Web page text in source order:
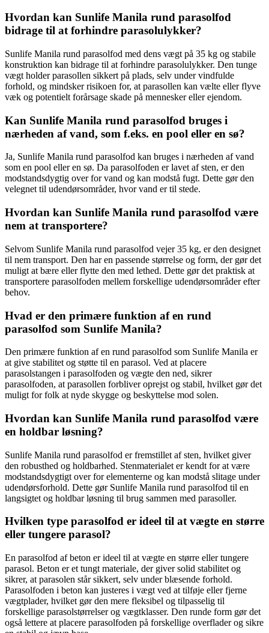
Hvordan kan Sunlife Manila rund parasolfod
bidrage til at forhindre parasolulykker?
Sunlife Manila rund parasolfod med dens vægt på 35 kg og stabile
konstruktion kan bidrage til at forhindre parasolulykker. Den tunge
vægt holder parasollen sikkert på plads, selv under vindfulde
forhold, og mindsker risikoen for, at parasollen kan vælte eller flyve
væk og potentielt forårsage skade på mennesker eller ejendom.
Kan Sunlife Manila rund parasolfod bruges i
nærheden af vand, som f.eks. en pool eller en sø?
Ja, Sunlife Manila rund parasolfod kan bruges i nærheden af vand
som en pool eller en sø. Da parasolfoden er lavet af sten, er den
modstandsdygtig over for vand og kan modstå fugt. Dette gør den
velegnet til udendørsområder, hvor vand er til stede.
Hvordan kan Sunlife Manila rund parasolfod være
nem at transportere?
Selvom Sunlife Manila rund parasolfod vejer 35 kg, er den designet
til nem transport. Den har en passende størrelse og form, der gør det
muligt at bære eller flytte den med lethed. Dette gør det praktisk at
transportere parasolfoden mellem forskellige udendørsområder efter
behov.
Hvad er den primære funktion af en rund
parasolfod som Sunlife Manila?
Den primære funktion af en rund parasolfod som Sunlife Manila er
at give stabilitet og støtte til en parasol. Ved at placere
parasolstangen i parasolfoden og vægte den ned, sikrer
parasolfoden, at parasollen forbliver oprejst og stabil, hvilket gør det
muligt for folk at nyde skygge og beskyttelse mod solen.
Hvordan kan Sunlife Manila rund parasolfod være
en holdbar løsning?
Sunlife Manila rund parasolfod er fremstillet af sten, hvilket giver
den robusthed og holdbarhed. Stenmaterialet er kendt for at være
modstandsdygtigt over for elementerne og kan modstå slitage under
udendørsforhold. Dette gør Sunlife Manila rund parasolfod til en
langsigtet og holdbar løsning til brug sammen med parasoller.
Hvilken type parasolfod er ideel til at vægte en større
eller tungere parasol?
En parasolfod af beton er ideel til at vægte en større eller tungere
parasol. Beton er et tungt materiale, der giver solid stabilitet og
sikrer, at parasolen står sikkert, selv under blæsende forhold.
Parasolfoden i beton kan justeres i vægt ved at tilføje eller fjerne
vægtplader, hvilket gør den mere fleksibel og tilpasselig til
forskellige parasolstørrelser og vægtklasser. Den runde form gør det
også lettere at placere parasolfoden på forskellige overflader og sikre